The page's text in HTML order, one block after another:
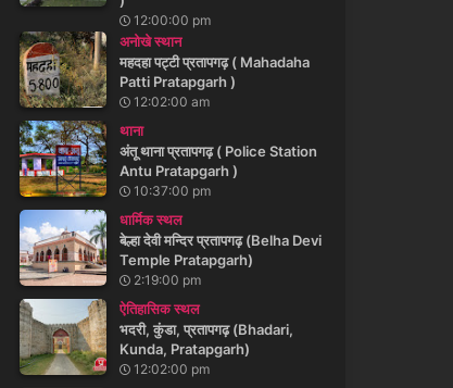
12:00:00 pm
अनोखे स्थान
महदहा पट्टी प्रतापगढ़ ( Mahadaha
Patti Pratapgarh )
12:02:00 am
थाना
अंतू थाना प्रतापगढ़ ( Police Station
Antu Pratapgarh )
10:37:00 pm
धार्मिक स्थल
बेल्हा देवी मन्दिर प्रतापगढ़ (Belha Devi
Temple Pratapgarh)
2:19:00 pm
ऐतिहासिक स्थल
भदरी, कुंडा, प्रतापगढ़ (Bhadari,
Kunda, Pratapgarh)
12:02:00 pm